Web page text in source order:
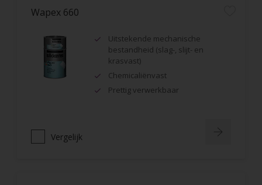
Wapex 660
Uitstekende mechanische
bestandheid (slag-, slijt- en
krasvast)
Chemicaliënvast
Prettig verwerkbaar
Vergelijk